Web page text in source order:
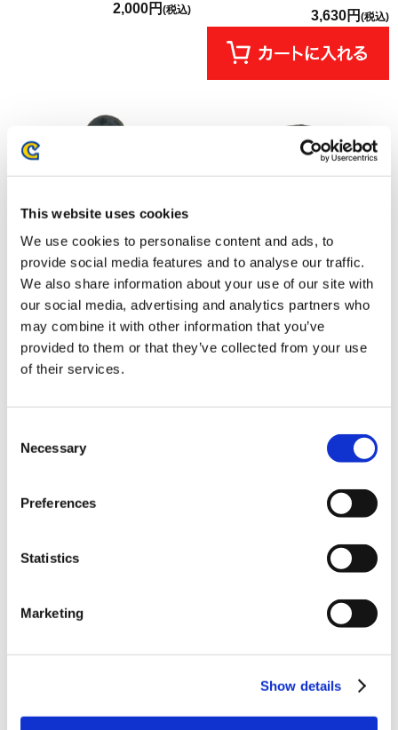
This website uses cookies
We use cookies to personalise content and ads, to
provide social media features and to analyse our traffic.
We also share information about your use of our site with
our social media, advertising and analytics partners who
may combine it with other information that you’ve
provided to them or that they’ve collected from your use
of their services.
Selection
Necessary
Preferences
Statistics
Marketing
Show details
2,000円 (税込) 3,630円 (税込)
ストリートファイター6 デフォ
ルメぬいぐるみ ジェイミー
3,630円
ストリートファイター6 デフォ
ルメぬいぐるみ リリー
（Outfit3）
ルメぬいぐるみ マリーザ